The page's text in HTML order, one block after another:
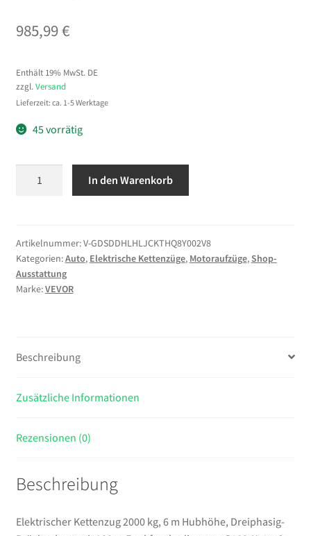
985,99€
Enthält 19% MwSt. DE
zzgl. Versand
Lieferzeit: ca. 1-5 Werktage
45 vorrätig
kg,
6
m
Hubhöhe,
100
Funkfernbedienung,
Kette
Elektrokettenzug
Fabriken,
In den Warenkorb
Artikelnummer:V-GDSDDHLHLJCKTHQ8Y002V8
Kategorien:Auto, Elektrische Kettenzüge, Motoraufzüge,Shop-
Ausstattung
Marke:VEVOR
Beschreibung
Zusätzliche Informationen
Rezensionen (0)
Beschreibung
Elektrischer Kettenzug 2000 kg, 6 m Hubhöhe, Dreiphasig-